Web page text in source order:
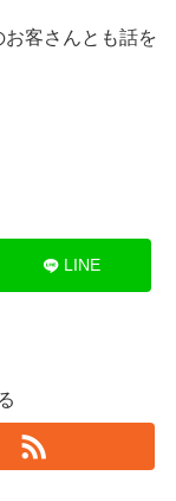
客さんとも話を
LINE